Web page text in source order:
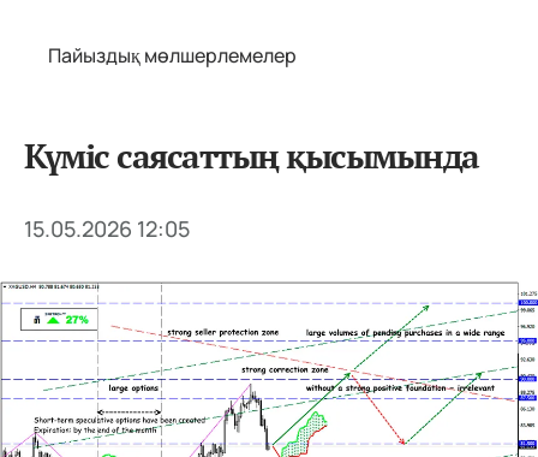
Пайыздық мөлшерлемелер
Күміс саясаттың қысымында
15.05.2026 12:05